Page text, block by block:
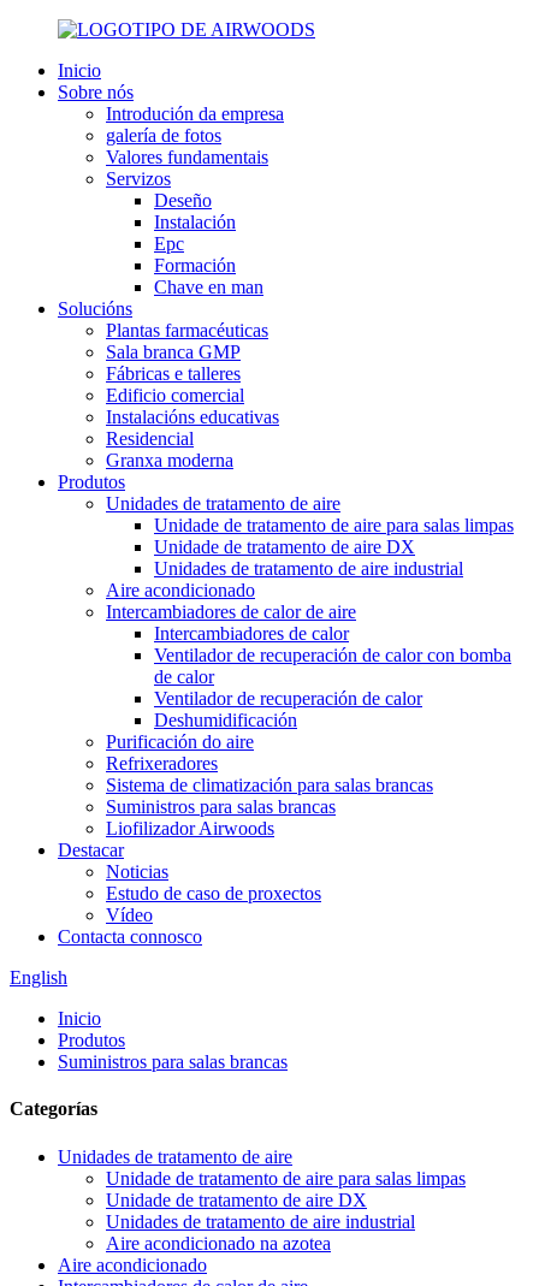
Inicio
Sobre nós
Introdución da empresa
galería de fotos
Valores fundamentais
Servizos
Deseño
Instalación
Epc
Formación
Chave en man
Solucións
Plantas farmacéuticas
Sala branca GMP
Fábricas e talleres
Edificio comercial
Instalacións educativas
Residencial
Granxa moderna
Produtos
Unidades de tratamento de aire
Unidade de tratamento de aire para salas limpas
Unidade de tratamento de aire DX
Unidades de tratamento de aire industrial
Aire acondicionado
Intercambiadores de calor de aire
Intercambiadores de calor
Ventilador de recuperación de calor con bomba
de calor
Ventilador de recuperación de calor
Deshumidificación
Purificación do aire
Refrixeradores
Sistema de climatización para salas brancas
Suministros para salas brancas
Liofilizador Airwoods
Destacar
Noticias
Estudo de caso de proxectos
Vídeo
Contacta connosco
English
Inicio
Produtos
Suministros para salas brancas
Categorías
Unidades de tratamento de aire
Unidade de tratamento de aire para salas limpas
Unidade de tratamento de aire DX
Unidades de tratamento de aire industrial
Aire acondicionado na azotea
Aire acondicionado